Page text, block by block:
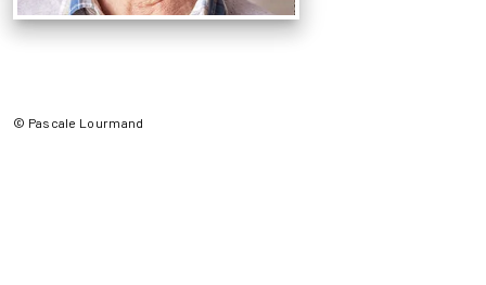
© Pascale Lourmand